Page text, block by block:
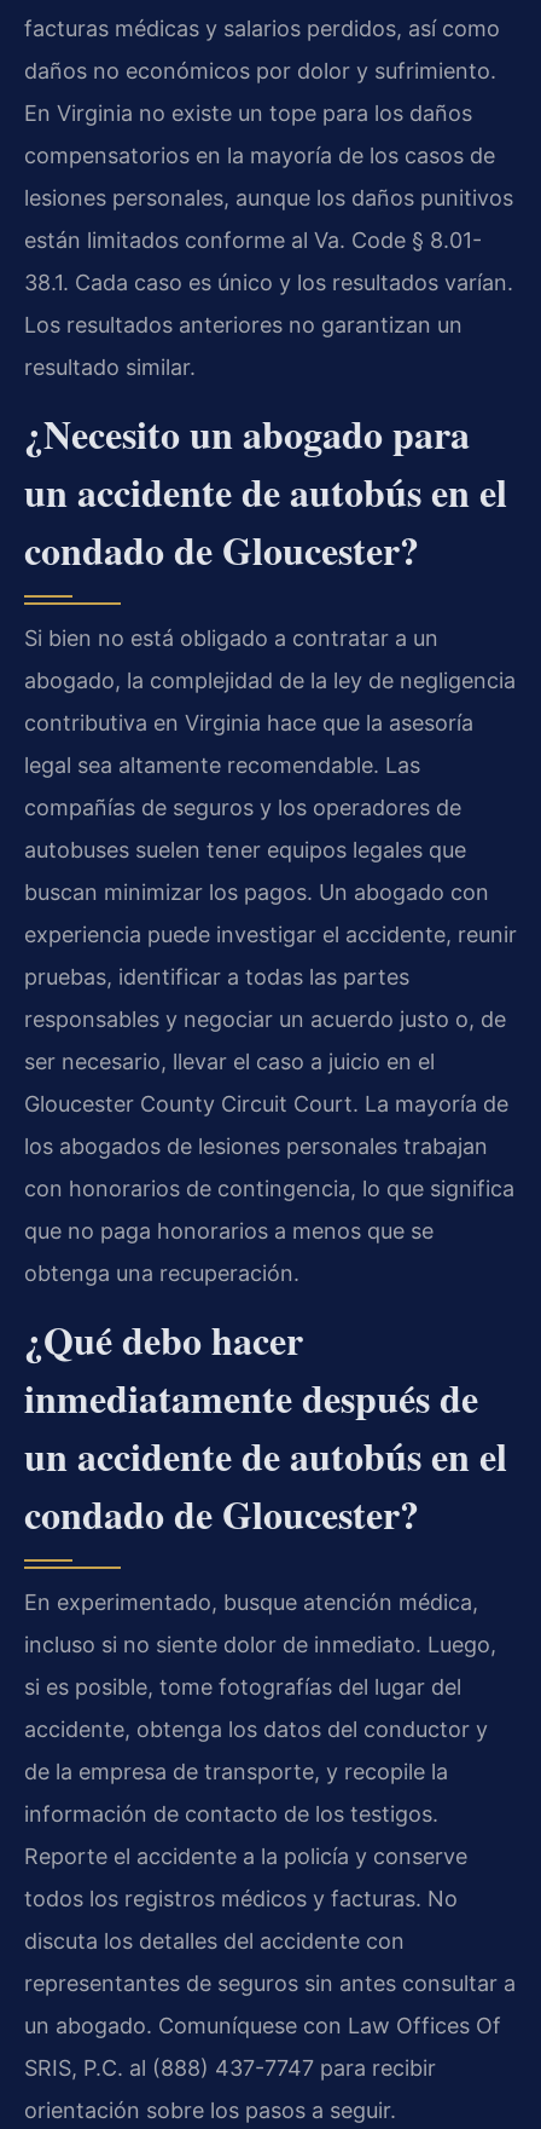
facturas médicas y salarios perdidos, así como
daños no económicos por dolor y sufrimiento.
En Virginia no existe un tope para los daños
compensatorios en la mayoría de los casos de
lesiones personales, aunque los daños punitivos
están limitados conforme al Va. Code § 8.01-
38.1. Cada caso es único y los resultados varían.
Los resultados anteriores no garantizan un
resultado similar.
¿Necesito un abogado para
un accidente de autobús en el
condado de Gloucester?
Si bien no está obligado a contratar a un
abogado, la complejidad de la ley de negligencia
contributiva en Virginia hace que la asesoría
legal sea altamente recomendable. Las
compañías de seguros y los operadores de
autobuses suelen tener equipos legales que
buscan minimizar los pagos. Un abogado con
experiencia puede investigar el accidente, reunir
pruebas, identificar a todas las partes
responsables y negociar un acuerdo justo o, de
ser necesario, llevar el caso a juicio en el
Gloucester County Circuit Court. La mayoría de
los abogados de lesiones personales trabajan
con honorarios de contingencia, lo que significa
que no paga honorarios a menos que se
obtenga una recuperación.
¿Qué debo hacer
inmediatamente después de
un accidente de autobús en el
condado de Gloucester?
En experimentado, busque atención médica,
incluso si no siente dolor de inmediato. Luego,
si es posible, tome fotografías del lugar del
accidente, obtenga los datos del conductor y
de la empresa de transporte, y recopile la
información de contacto de los testigos.
Reporte el accidente a la policía y conserve
todos los registros médicos y facturas. No
discuta los detalles del accidente con
representantes de seguros sin antes consultar a
un abogado. Comuníquese con Law Offices Of
SRIS, P.C. al (888) 437-7747 para recibir
orientación sobre los pasos a seguir.